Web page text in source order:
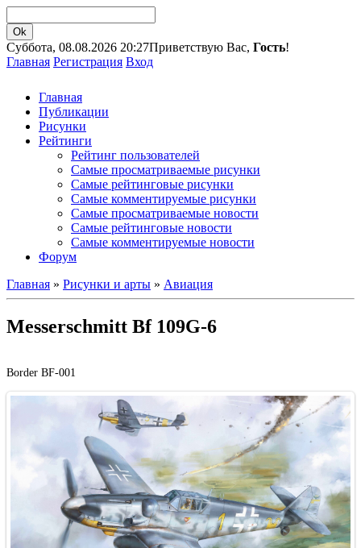
Суббота, 08.08.2026 20:27Приветствую Вас, Гость!
Главная Регистрация Вход
Главная
Публикации
Рисунки
Рейтинги
Рейтинг пользователей
Самые просматриваемые рисунки
Самые рейтинговые рисунки
Самые комментируемые рисунки
Самые просматриваемые новости
Самые рейтинговые новости
Самые комментируемые новости
Форум
Главная » Рисунки и арты » Авиация
Messerschmitt Bf 109G-6
Border BF-001